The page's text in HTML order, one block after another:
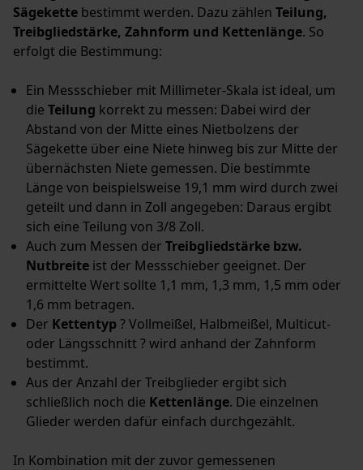
Sägekette bestimmt werden. Dazu zählen Teilung,
Treibgliedstärke, Zahnform und Kettenlänge. So
erfolgt die Bestimmung:
Ein Messschieber mit Millimeter-Skala ist ideal, um
die Teilung korrekt zu messen: Dabei wird der
Abstand von der Mitte eines Nietbolzens der
Sägekette über eine Niete hinweg bis zur Mitte der
übernächsten Niete gemessen. Die bestimmte
Länge von beispielsweise 19,1 mm wird durch zwei
geteilt und dann in Zoll angegeben: Daraus ergibt
sich eine Teilung von 3/8 Zoll.
Auch zum Messen der Treibgliedstärke bzw.
Nutbreite ist der Messschieber geeignet. Der
ermittelte Wert sollte 1,1 mm, 1,3 mm, 1,5 mm oder
1,6 mm betragen.
Der Kettentyp? Vollmeißel, Halbmeißel, Multicut-
oder Längsschnitt ? wird anhand der Zahnform
bestimmt.
Aus der Anzahl der Treibglieder ergibt sich
schließlich noch die Kettenlänge. Die einzelnen
Glieder werden dafür einfach durchgezählt.
In Kombination mit der zuvor gemessenen